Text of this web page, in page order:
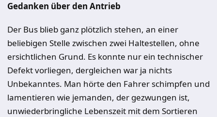
Gedanken über den Antrieb
Der Bus blieb ganz plötzlich stehen, an einer
beliebigen Stelle zwischen zwei Haltestellen, ohne
ersichtlichen Grund. Es konnte nur ein technischer
Defekt vorliegen, dergleichen war ja nichts
Unbekanntes. Man hörte den Fahrer schimpfen und
lamentieren wie jemanden, der gezwungen ist,
unwiederbringliche Lebenszeit mit dem Sortieren